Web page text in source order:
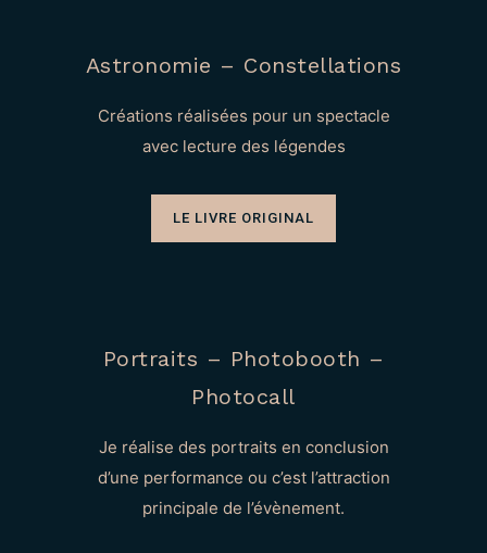
Astronomie – Constellations
Créations réalisées pour un spectacle
avec lecture des légendes
LE LIVRE ORIGINAL
Portraits – Photobooth –
Photocall
Je réalise des portraits en conclusion
d’une performance ou c’est l’attraction
principale de l’évènement.